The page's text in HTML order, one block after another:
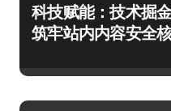
科技赋能：技术掘
筑牢站内内容安全